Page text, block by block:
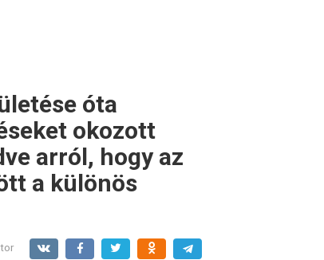
óta
okozott
arról, hogy az
a különös